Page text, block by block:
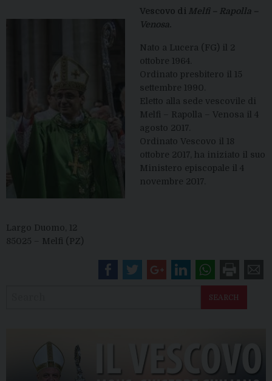
Vescovo di Melfi – Rapolla –
Venosa.
Nato a Lucera (FG) il 2
ottobre 1964.
Ordinato presbitero il 15
settembre 1990.
Eletto alla sede vescovile di
Melfi – Rapolla – Venosa il 4
agosto 2017.
Ordinato Vescovo il 18
ottobre 2017, ha iniziato il suo
Ministero episcopale il 4
novembre 2017.
Largo Duomo, 12
85025 – Melfi (PZ)
SEARCH